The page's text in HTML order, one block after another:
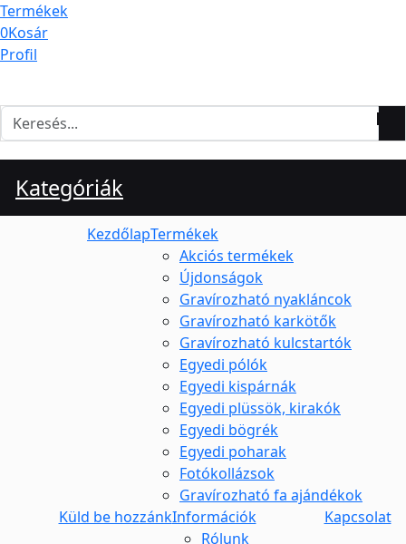
Termékek
0Kosár
Profil
Kategóriák
KezdőlapTermékek
Akciós termékek
Újdonságok
Gravírozható nyakláncok
Gravírozható karkötők
Gravírozható kulcstartók
Egyedi pólók
Egyedi kispárnák
Egyedi plüssök, kirakók
Egyedi bögrék
Egyedi poharak
Fotókollázsok
Gravírozható fa ajándékok
Küld be hozzánkInformációk
Rólunk
Kapcsolat